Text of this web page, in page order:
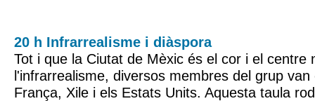
20 h Infrarrealisme i diàspora
Tot i que la Ciutat de Mèxic és el cor i el centre
l'infrarrealisme, diversos membres del grup
França, Xile i els Estats Units. Aquesta taula